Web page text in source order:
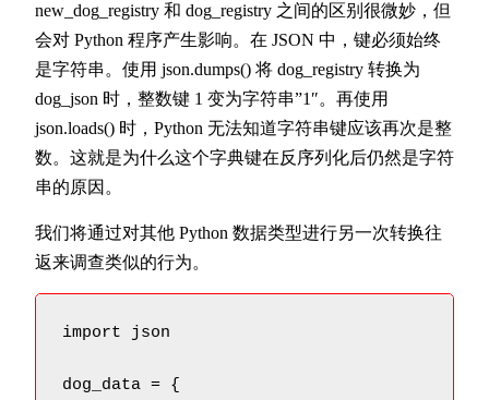
new_dog_registry 和 dog_registry 之间的区别很微妙，但
会对 Python 程序产生影响。在 JSON 中，键必须始终
是字符串。使用 json.dumps() 将 dog_registry 转换为
dog_json 时，整数键 1 变为字符串”1″。再使用
json.loads() 时，Python 无法知道字符串键应该再次是整
数。这就是为什么这个字典键在反序列化后仍然是字符
串的原因。
我们将通过对其他 Python 数据类型进行另一次转换往
返来调查类似的行为。
import json
dog_data = {